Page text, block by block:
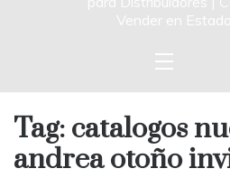
Vender en
Tag: catalogos
andrea otoño